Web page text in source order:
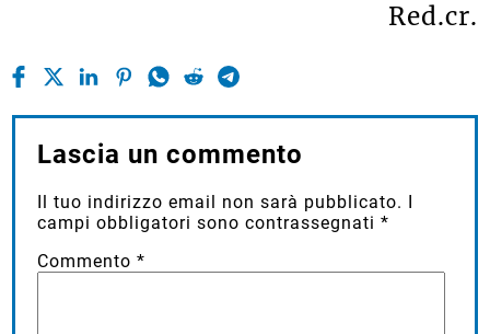
Red.cr.
Lascia un commento
Il tuo indirizzo email non sarà pubblicato.
campi obbligatori sono contrassegnati*
Commento*